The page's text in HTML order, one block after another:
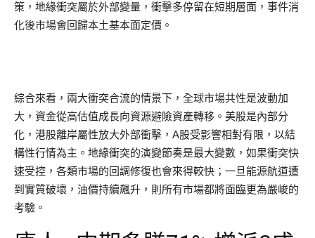
策，地緣衝突屬於外部變量，衝擊多停留在短期層面，事件消
化後市場會回歸本土基本面定價。
綜合來看，兩大衝突合流的情景下，全球市場共性是波動加
大，資金從高估值成長向資源避險資產轉移。美股是內部分
化，港股離岸屬性放大外部衝擊，A股受影響相對有限，以結
構性行情為主。地緣衝突的演變節奏是最大變數，如果衝突快
速受控，各類市場的回調修復也會來得較快；一旦能源航道遭
到實質破壞，油價持續飆升，則所有市場都將面臨更為嚴峻的
考驗。